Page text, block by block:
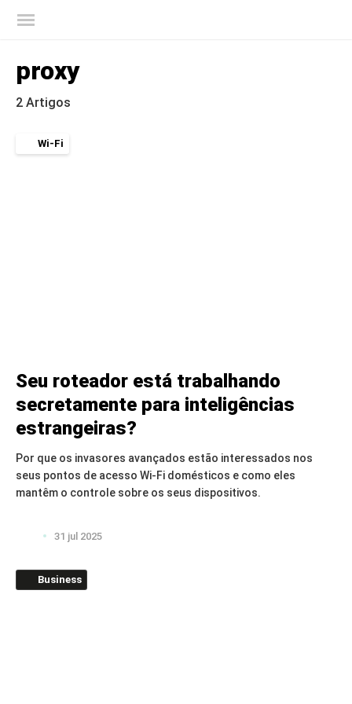
proxy
2 Artigos
Wi-Fi
Seu roteador está trabalhando
secretamente para inteligências
estrangeiras?
Por que os invasores avançados estão interessados nos
seus pontos de acesso Wi-Fi domésticos e como eles
mantêm o controle sobre os seus dispositivos.
31 jul 2025
Business